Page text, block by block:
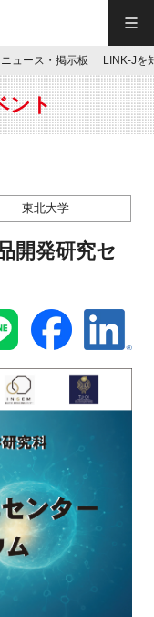
ニュース・掲示板 LINK-Jを
ント
東北大学
開発研究セ